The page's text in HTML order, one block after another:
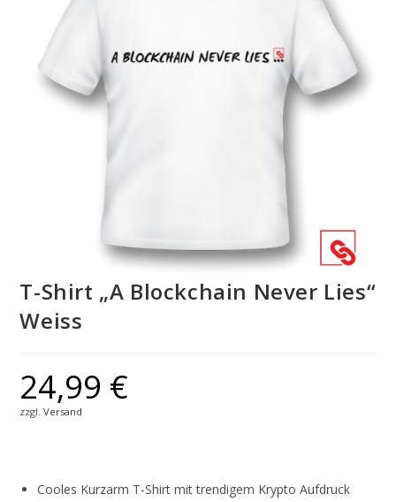
T-Shirt „A Blockchain Never Lies“
Weiss
24,99 €
zzgl.Versand
Cooles Kurzarm T-Shirt mit trendigem Krypto Aufdruck